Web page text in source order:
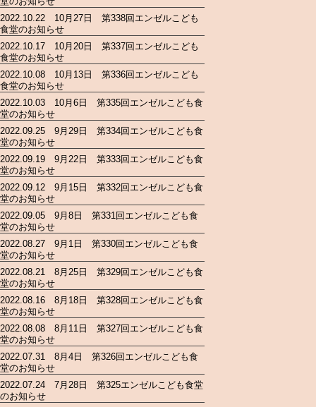
2022.10.22 10月27日 第338回エンゼルこども
食堂のお知らせ
2022.10.17 10月20日 第337回エンゼルこども
食堂のお知らせ
2022.10.08 10月13日 第336回エンゼルこども
食堂のお知らせ
2022.10.03 10月6日 第335回エンゼルこども食
堂のお知らせ
2022.09.25 9月29日 第334回エンゼルこども食
堂のお知らせ
2022.09.19 9月22日 第333回エンゼルこども食
堂のお知らせ
2022.09.12 9月15日 第332回エンゼルこども食
堂のお知らせ
2022.09.05 9月8日 第331回エンゼルこども食
堂のお知らせ
2022.08.27 9月1日 第330回エンゼルこども食
堂のお知らせ
2022.08.21 8月25日 第329回エンゼルこども食
堂のお知らせ
2022.08.16 8月18日 第328回エンゼルこども食
堂のお知らせ
2022.08.08 8月11日 第327回エンゼルこども食
堂のお知らせ
2022.07.31 8月4日 第326回エンゼルこども食
堂のお知らせ
2022.07.24 7月28日 第325エンゼルこども食堂
のお知らせ